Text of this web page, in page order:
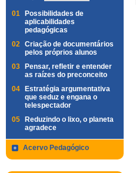
01
Possibilidades de
aplicabilidades
pedagógicas
02 Criação de documentários
pelos próprios alunos
03
Pensar, refletir e entender
as raízes do preconceito
04
Estratégia argumentativa
que seduz e engana o
telespectador
05
Reduzindo o lixo, o planeta
agradece
Acervo Pedagógico